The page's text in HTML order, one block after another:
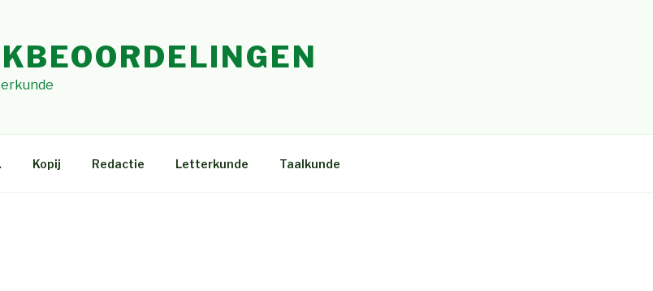
Kopij Redactie Letterkunde Taalkunde